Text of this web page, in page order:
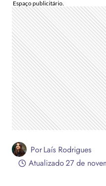
PorLaís Rodrigues
Atualizado27 de